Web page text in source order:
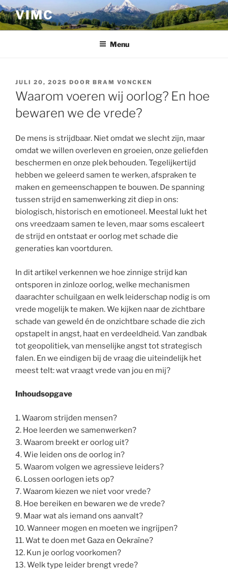
Ga
naar
de
VIMC
Menu
GEPLAATST
OP
JULI 20, 2025 DOOR BRAM VONCKEN
Waarom voeren wij oorlog? En hoe
bewaren we de vrede?
De mens is strijdbaar. Niet omdat we slecht zijn, maar
omdat we willen overleven en groeien, onze geliefden
beschermen en onze plek behouden. Tegelijkertijd
hebben we geleerd samen te werken, afspraken te
maken en gemeenschappen te bouwen. De spanning
tussen strijd en samenwerking zit diep in ons:
biologisch, historisch en emotioneel. Meestal lukt het
ons vreedzaam samen te leven, maar soms escaleert
de strijd en ontstaat er oorlog met schade die
generaties kan voortduren.
In dit artikel verkennen we hoe zinnige strijd kan
ontsporen in zinloze oorlog, welke mechanismen
daarachter schuilgaan en welk leiderschap nodig is om
vrede mogelijk te maken. We kijken naar de zichtbare
schade van geweld én de onzichtbare schade die zich
opstapelt in angst, haat en verdeeldheid. Van zandbak
tot geopolitiek, van menselijke angst tot strategisch
falen. En we eindigen bij de vraag die uiteindelijk het
meest telt: wat vraagt vrede van jou en mij?
Inhoudsopgave
1. Waarom strijden mensen?
2. Hoe leerden we samenwerken?
3. Waarom breekt er oorlog uit?
4. Wie leiden ons de oorlog in?
5. Waarom volgen we agressieve leiders?
6. Lossen oorlogen iets op?
7. Waarom kiezen we niet voor vrede?
8. Hoe bereiken en bewaren we de vrede?
9. Maar wat als iemand ons aanvalt?
10. Wanneer mogen en moeten we ingrijpen?
11. Wat te doen met Gaza en Oekraïne?
12. Kun je oorlog voorkomen?
13. Welk type leider brengt vrede?